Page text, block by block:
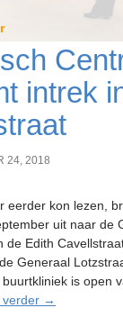
intrek
24, 2018
eerder kon lezen,
uit naar de
de Edith
Generaal
is open
verder Medisch
→